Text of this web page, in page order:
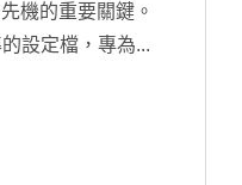
機的重要關鍵。
設定檔，專為...